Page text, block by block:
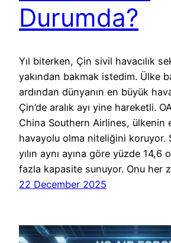
Durumda?
Yıl biterken, Çin sivil havacılık
yakından bakmak istedim. Ülke
ardından dünyanın en büyük
Çin’de aralık ayı yine hareketli.
China Southern Airlines, ülkenin
havayolu olma niteliğini koruyor.
yılın aynı ayına göre yüzde 14,6
fazla kapasite sunuyor. Onu her
22 December 2025